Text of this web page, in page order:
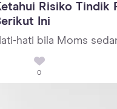
Risiko Tindik
Ini
hati bila Moms
0